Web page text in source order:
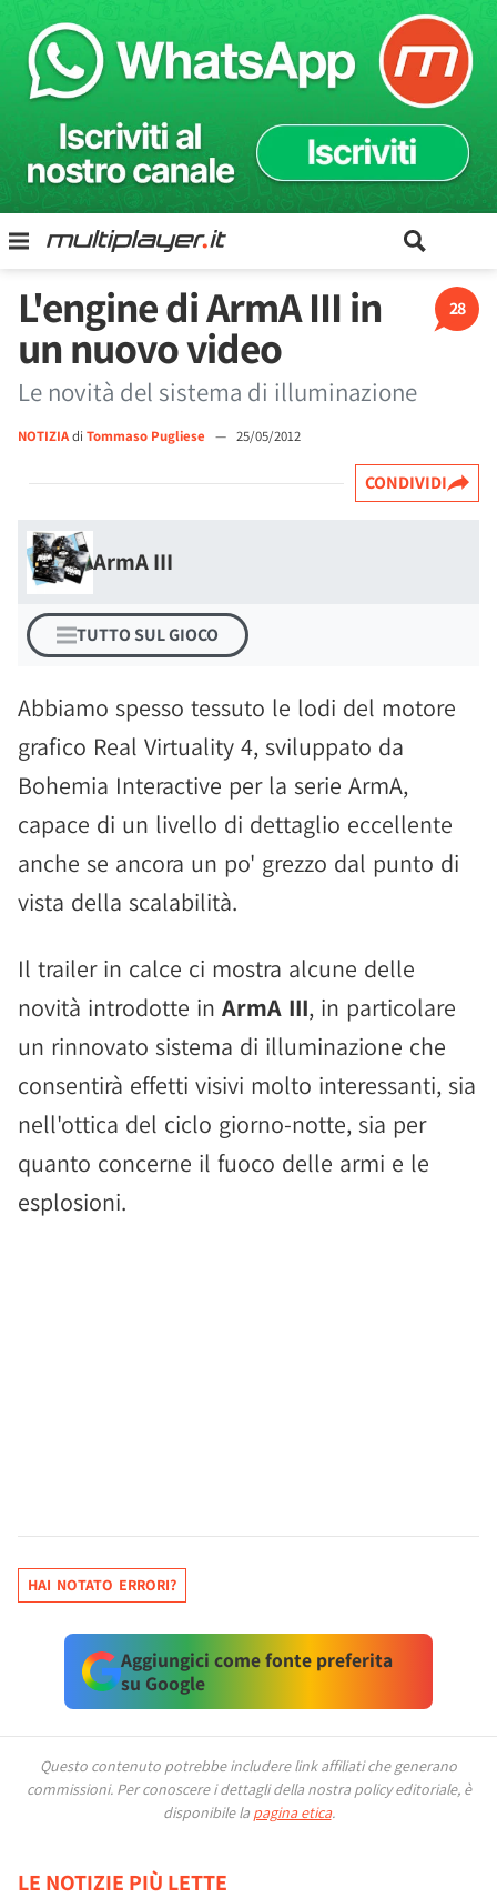
28
L'engine di ArmA III in
un nuovo video
Le novità del sistema di illuminazione
NOTIZIAdi Tommaso Pugliese — 25/05/2012
CONDIVIDI
ArmA III
TUTTO SUL GIOCO
Abbiamo spesso tessuto le lodi del motore
grafico Real Virtuality 4, sviluppato da
Bohemia Interactive per la serie ArmA,
capace di un livello di dettaglio eccellente
anche se ancora un po' grezzo dal punto di
vista della scalabilità.
Il trailer in calce ci mostra alcune delle
novità introdotte in ArmA III, in particolare
un rinnovato sistema di illuminazione che
consentirà effetti visivi molto interessanti, sia
nell'ottica del ciclo giorno-notte, sia per
quanto concerne il fuoco delle armi e le
esplosioni.
HAI NOTATO ERRORI?
Aggiungici come fonte preferita
su Google
Questo contenuto potrebbe includere link affiliati che generano
commissioni. Per conoscere i dettagli della nostra policy editoriale, è
disponibile la pagina etica.
LE NOTIZIE PIÙ LETTE